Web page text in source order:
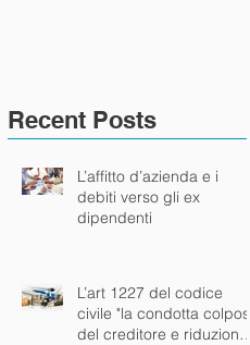
Recent Posts
L’affitto d’azienda e i
debiti verso gli ex
dipendenti
L’art 1227 del codice
civile "la condotta colposa
del creditore e riduzione